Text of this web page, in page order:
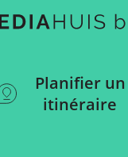
Planifier un
itinéraire